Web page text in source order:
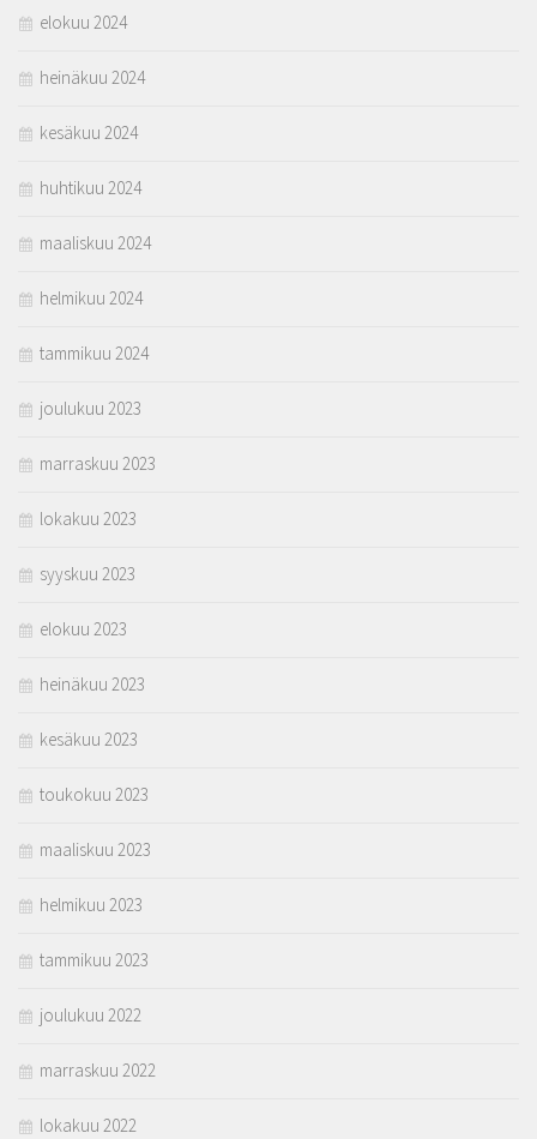
elokuu 2024
heinäkuu 2024
kesäkuu 2024
huhtikuu 2024
maaliskuu 2024
helmikuu 2024
tammikuu 2024
joulukuu 2023
marraskuu 2023
lokakuu 2023
syyskuu 2023
elokuu 2023
heinäkuu 2023
kesäkuu 2023
toukokuu 2023
maaliskuu 2023
helmikuu 2023
tammikuu 2023
joulukuu 2022
marraskuu 2022
lokakuu 2022